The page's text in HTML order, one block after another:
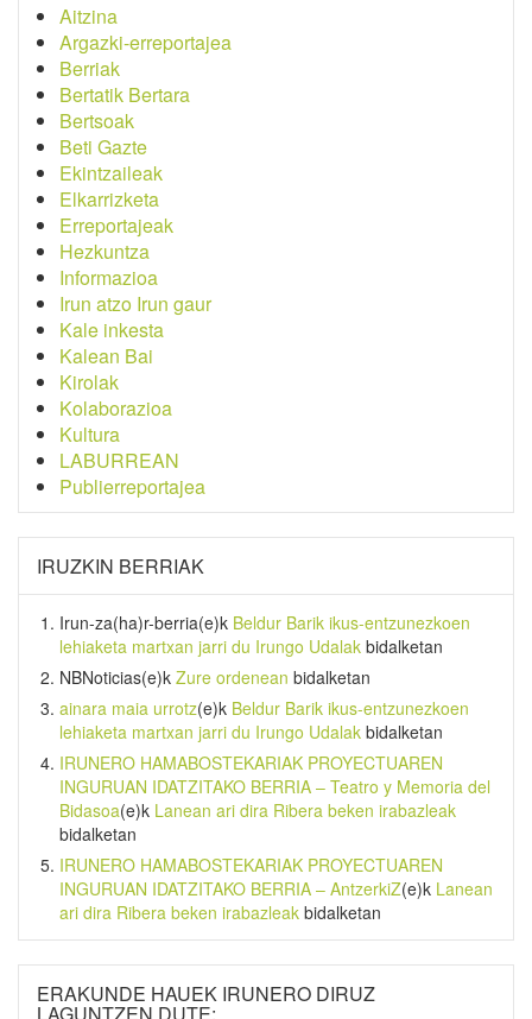
Aitzina
Argazki-erreportajea
Berriak
Bertatik Bertara
Bertsoak
Beti Gazte
Ekintzaileak
Elkarrizketa
Erreportajeak
Hezkuntza
Informazioa
Irun atzo Irun gaur
Kale inkesta
Kalean Bai
Kirolak
Kolaborazioa
Kultura
LABURREAN
Publierreportajea
IRUZKIN BERRIAK
Irun-za(ha)r-berria(e)k Beldur Barik ikus-entzunezkoen
lehiaketa martxan jarri du Irungo Udalak bidalketan
NBNoticias(e)k Zure ordenean bidalketan
ainara maia urrotz(e)k Beldur Barik ikus-entzunezkoen
lehiaketa martxan jarri du Irungo Udalak bidalketan
IRUNERO HAMABOSTEKARIAK PROYECTUAREN
INGURUAN IDATZITAKO BERRIA – Teatro y Memoria del
Bidasoa(e)k Lanean ari dira Ribera beken irabazleak
bidalketan
IRUNERO HAMABOSTEKARIAK PROYECTUAREN
INGURUAN IDATZITAKO BERRIA – AntzerkiZ(e)k Lanean
ari dira Ribera beken irabazleak bidalketan
ERAKUNDE HAUEK IRUNERO DIRUZ
LAGUNTZEN DUTE: